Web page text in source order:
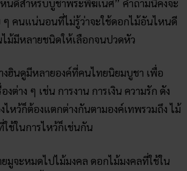
นดีสำหรับบูชาพระพิฆเนศ” คำถามนี้คงจะ
ๆ คนแน่นอนที่ไม่รู้ว่าจะใช้ดอกไม้อันไหนดี
ไม้มีหลายชนิดให้เลือกจนปวดหัว
งฮินดูมีหลายองค์ที่คนไทยนิยมบูชา เพื่อ
งต่าง ๆ เช่น การงาน การเงิน ความรัก ดัง
หว้ก็ต้องแตกต่างกันตามองค์เทพรวมถึง ไม้
ช้ในการไหว้ก็เช่นกัน
จะหมดไปไม้มงคล ดอกไม้มงคลที่ใช้ใน